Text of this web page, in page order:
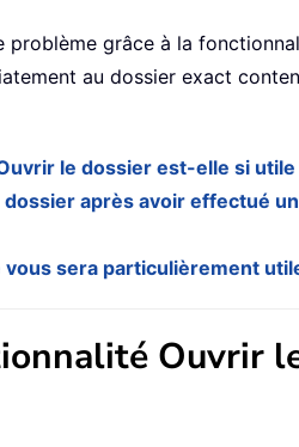
problème grâce à la
au dossier exact
le dossier est-elle si utile
après avoir effectué
sera particulièrement
Ouvrir